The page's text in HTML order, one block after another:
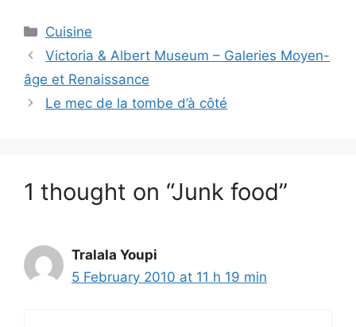
Categories
Cuisine
Victoria & Albert Museum – Galeries Moyen-
âge et Renaissance
Le mec de la tombe d’à côté
1 thought on “Junk food”
Tralala Youpi
5 February 2010 at 11 h 19 min